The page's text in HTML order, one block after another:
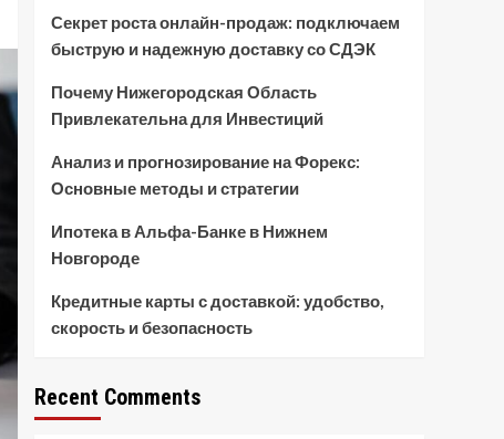
Секрет роста онлайн-продаж: подключаем
быструю и надежную доставку со СДЭК
Почему Нижегородская Область
Привлекательна для Инвестиций
Анализ и прогнозирование на Форекс:
Основные методы и стратегии
Ипотека в Альфа-Банке в Нижнем
Новгороде
Кредитные карты с доставкой: удобство,
скорость и безопасность
Recent Comments